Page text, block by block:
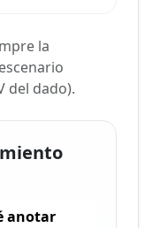
la
del dado).
anotar